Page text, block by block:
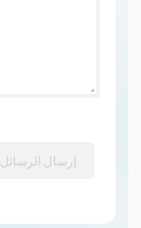
إرسال الرسائل